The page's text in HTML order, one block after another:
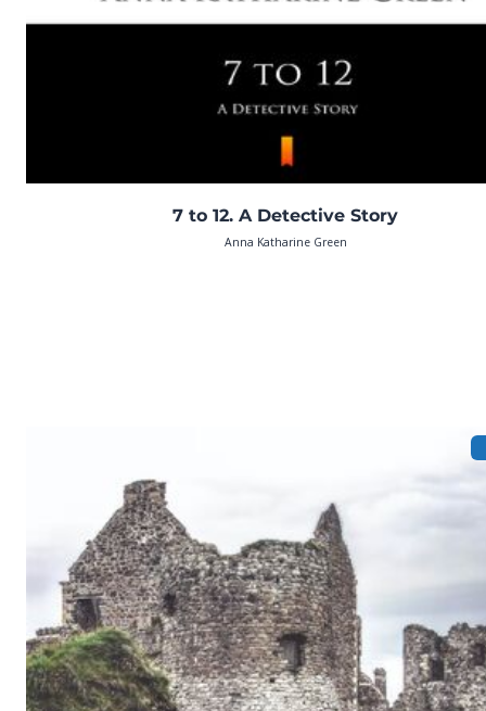
7 to 12. A Detective Story
Anna Katharine Green